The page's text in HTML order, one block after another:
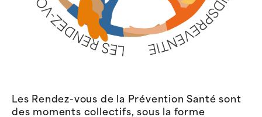
Les Rendez-vous de la Prévention Santé sont
des moments collectifs, sous la forme